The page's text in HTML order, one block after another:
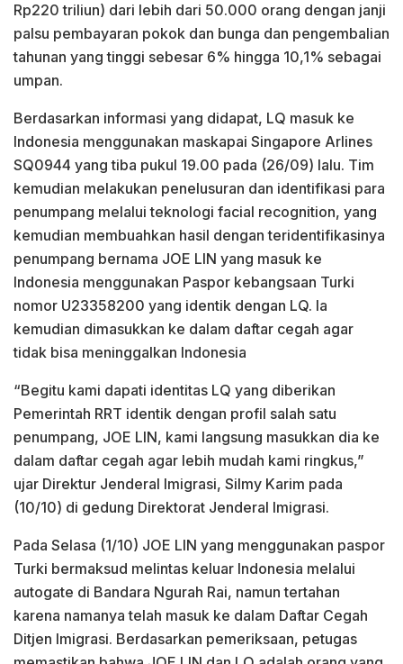
Rp220 triliun) dari lebih dari 50.000 orang dengan janji
palsu pembayaran pokok dan bunga dan pengembalian
tahunan yang tinggi sebesar 6% hingga 10,1% sebagai
umpan.
Berdasarkan informasi yang didapat, LQ masuk ke
Indonesia menggunakan maskapai Singapore Arlines
SQ0944 yang tiba pukul 19.00 pada (26/09) lalu. Tim
kemudian melakukan penelusuran dan identifikasi para
penumpang melalui teknologi facial recognition, yang
kemudian membuahkan hasil dengan teridentifikasinya
penumpang bernama JOE LIN yang masuk ke
Indonesia menggunakan Paspor kebangsaan Turki
nomor U23358200 yang identik dengan LQ. Ia
kemudian dimasukkan ke dalam daftar cegah agar
tidak bisa meninggalkan Indonesia
“Begitu kami dapati identitas LQ yang diberikan
Pemerintah RRT identik dengan profil salah satu
penumpang, JOE LIN, kami langsung masukkan dia ke
dalam daftar cegah agar lebih mudah kami ringkus,”
ujar Direktur Jenderal Imigrasi, Silmy Karim pada
(10/10) di gedung Direktorat Jenderal Imigrasi.
Pada Selasa (1/10) JOE LIN yang menggunakan paspor
Turki bermaksud melintas keluar Indonesia melalui
autogate di Bandara Ngurah Rai, namun tertahan
karena namanya telah masuk ke dalam Daftar Cegah
Ditjen Imigrasi. Berdasarkan pemeriksaan, petugas